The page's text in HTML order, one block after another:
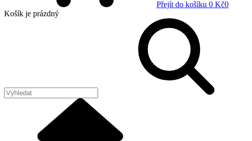
Přejít do košíku 0 Kč0
Košík je prázdný